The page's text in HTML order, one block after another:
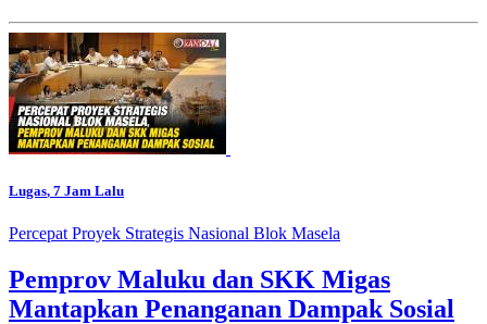
Lugas, 7 Jam Lalu
Percepat Proyek Strategis Nasional Blok Masela
Pemprov Maluku dan SKK Migas
Mantapkan Penanganan Dampak Sosial